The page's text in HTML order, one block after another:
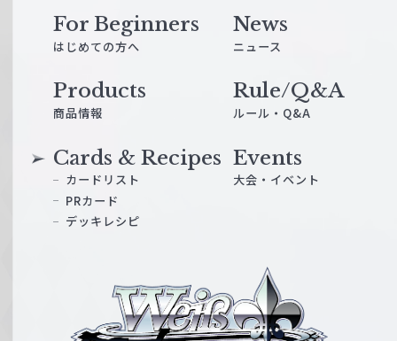
For Beginners
はじめての方へ
News
ニュース
Products
商品情報
Cards & Recipes
カードリスト
PRカード
デッキレシピ
Events
大会・イベント
Rule/Q&A
ルール・Q&A